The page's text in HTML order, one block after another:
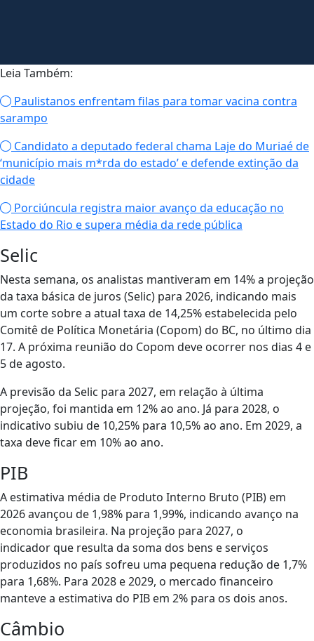
Leia Também:
Paulistanos enfrentam filas para tomar vacina contra
sarampo
Candidato a deputado federal chama Laje do Muriaé de
‘município mais m*rda do estado’ e defende extinção da
cidade
Porciúncula registra maior avanço da educação no
Estado do Rio e supera média da rede pública
Selic
Nesta semana, os analistas mantiveram em 14% a projeção
da taxa básica de juros (Selic) para 2026, indicando mais
um corte sobre a atual taxa de 14,25% estabelecida pelo
Comitê de Política Monetária (Copom) do BC, no último dia
17. A próxima reunião do Copom deve ocorrer nos dias 4 e
5 de agosto.
A previsão da Selic para 2027, em relação à última
projeção, foi mantida em 12% ao ano. Já para 2028, o
indicativo subiu de 10,25% para 10,5% ao ano. Em 2029, a
taxa deve ficar em 10% ao ano.
PIB
A estimativa média de Produto Interno Bruto (PIB) em
2026 avançou de 1,98% para 1,99%, indicando avanço na
economia brasileira. Na projeção para 2027, o
indicador que resulta da soma dos bens e serviços
produzidos no país sofreu uma pequena redução de 1,7%
para 1,68%. Para 2028 e 2029, o mercado financeiro
manteve a estimativa do PIB em 2% para os dois anos.
Câmbio